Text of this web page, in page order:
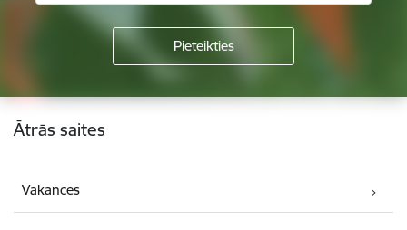
Kājene
Ātrās saites
Vakances